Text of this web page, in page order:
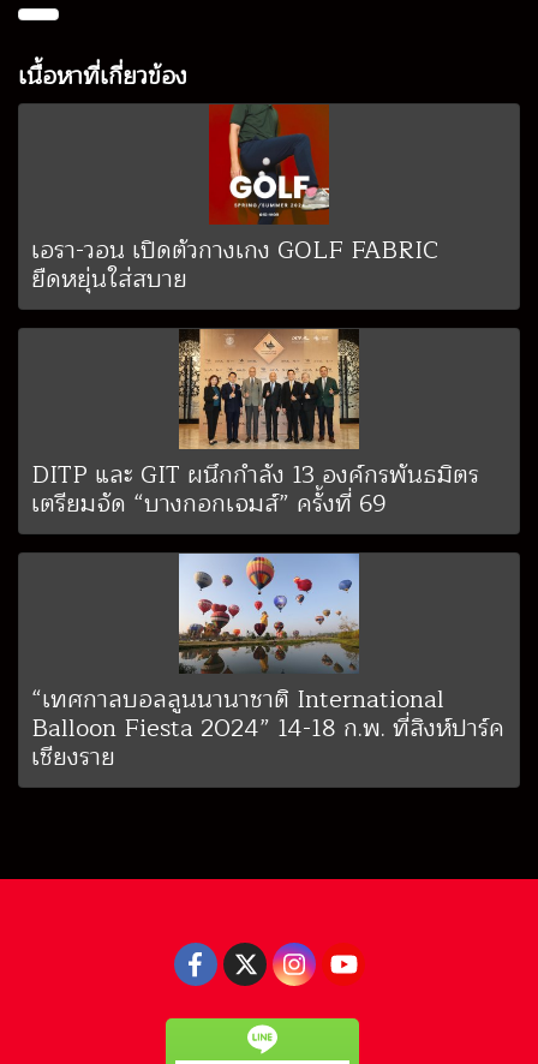
เนื้อหาที่เกี่ยวข้อง
เอรา-วอน เปิดตัวกางเกง GOLF FABRIC
ยืดหยุ่นใส่สบาย
DITP และ GIT ผนึกกำลัง 13 องค์กรพันธมิตร
เตรียมจัด “บางกอกเจมส์” ครั้งที่ 69
“เทศกาลบอลลูนนานาชาติ International
Balloon Fiesta 2024” 14-18 ก.พ. ที่สิงห์ปาร์ค
เชียงราย